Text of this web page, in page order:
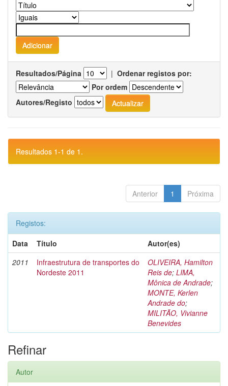
Resultados/Página | Ordenar registos por:
Por ordem
Autores/Registo
Resultados 1-1 de 1.
Anterior 1 Próxima
Registos:
Data
Título
Autor(es)
2011
Infraestrutura de transportes do
Nordeste 2011
OLIVEIRA, Hamilton
Reis de; LIMA,
Mônica de Andrade;
MONTE, Kerlen
Andrade do;
MILITÃO, Vivianne
Benevides
Refinar
Autor